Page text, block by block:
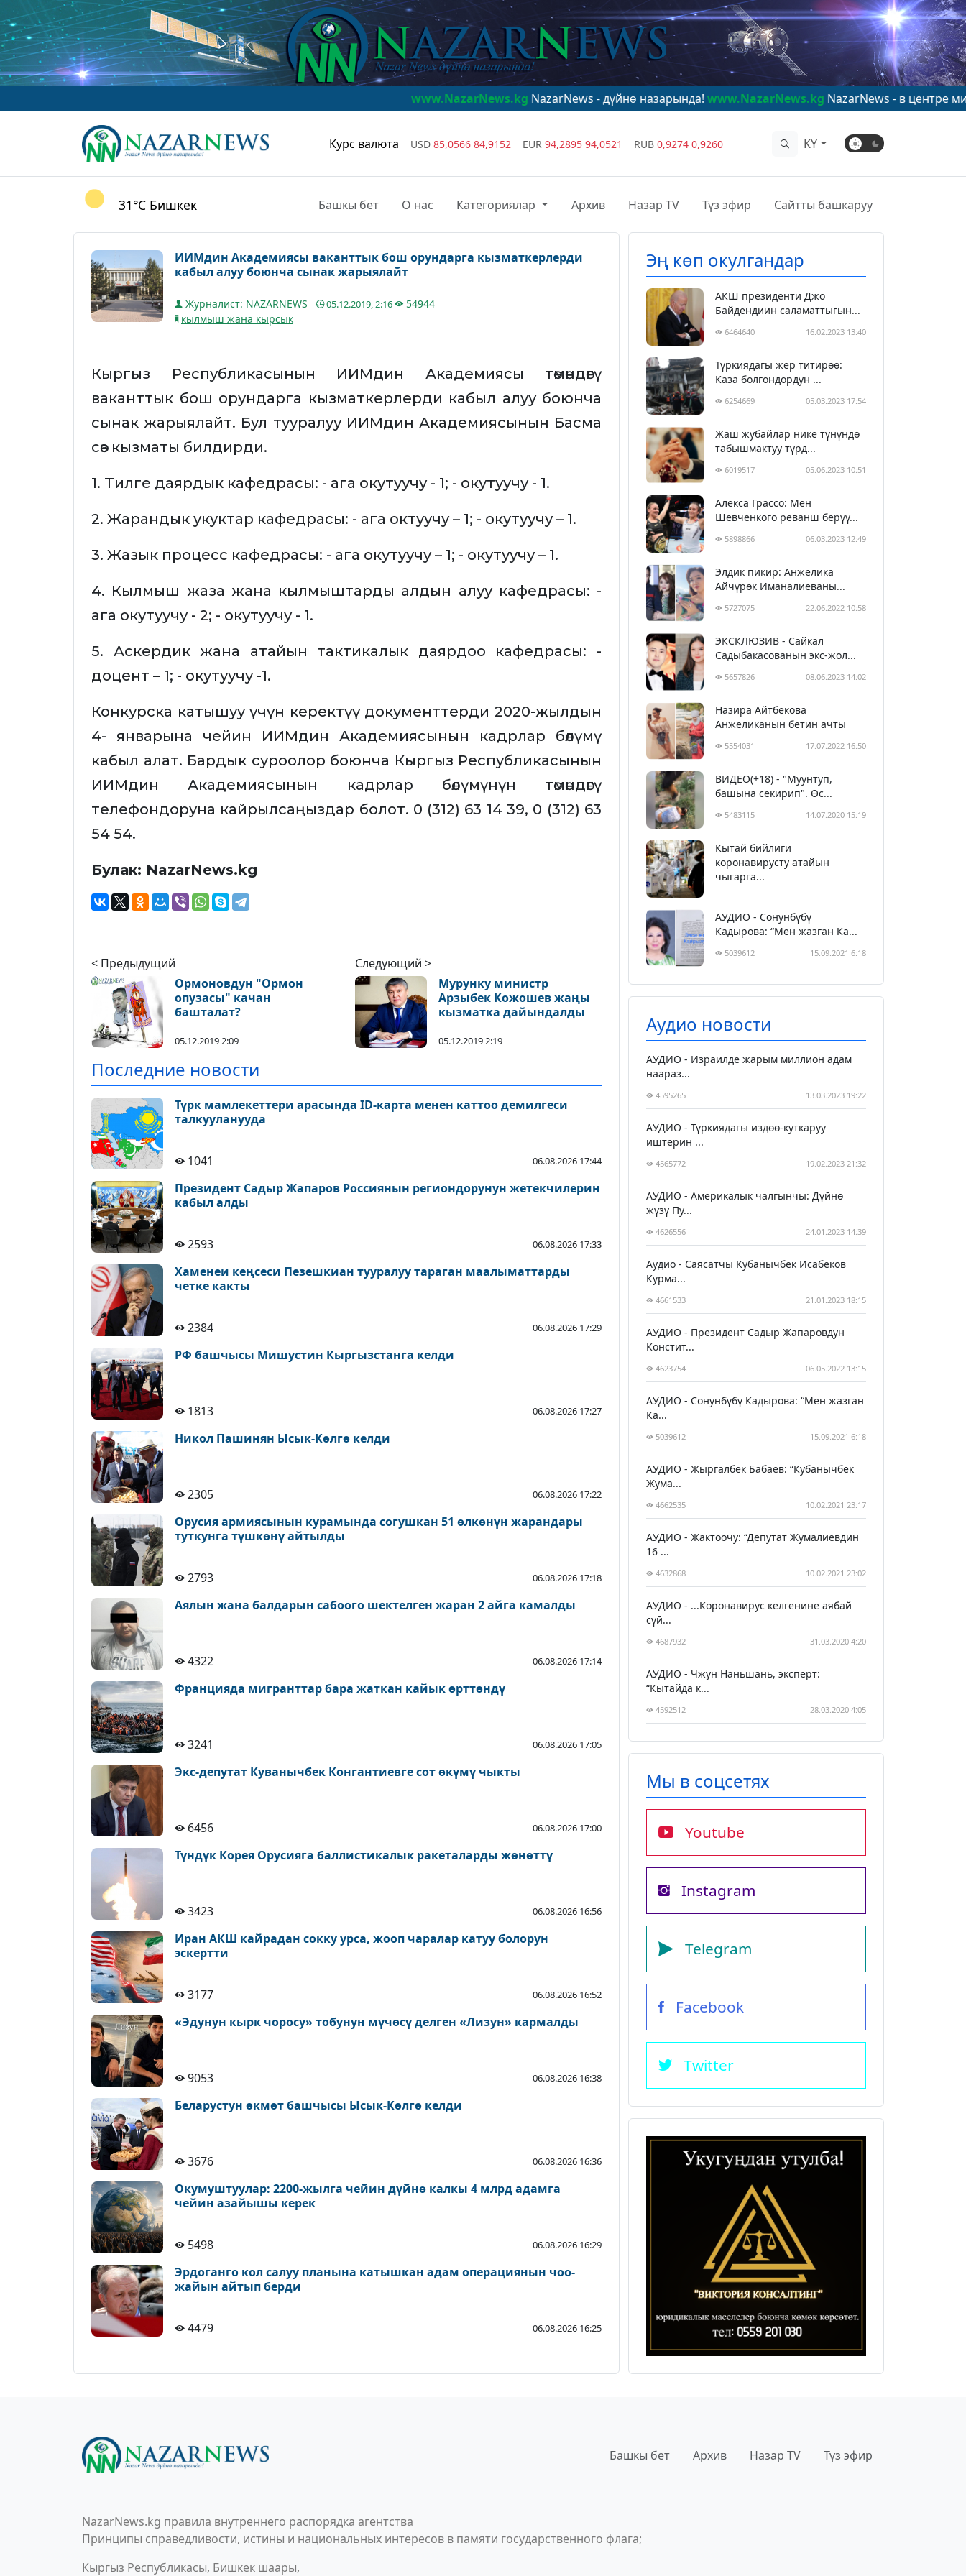
www.NazarNews.kgNazarNews - дүйнө назарында!www.NazarNews.kgNazarNews - в центре мирового
Курс валюта USD 85,0566 84,9152 EUR 94,2895 94,0521 RUB 0,9274 0,9260 KY
31°C Бишкек Башкы бет О нас Категориялар Архив Назар TV Түз эфир Сайтты башкаруу
ИИМдин Академиясы ваканттык бош орундарга кызматкерлерди
кабыл алуу боюнча сынак жарыялайт
Журналист: NAZARNEWS 05.12.2019, 2:16
54944
кылмыш жана кырсык
Кыргыз Республикасынын ИИМдин Академиясы төмөндөгү
ваканттык бош орундарга кызматкерлерди кабыл алуу боюнча
сынак жарыялайт. Бул тууралуу ИИМдин Академиясынын Басма
сөз кызматы билдирди.
1. Тилге даярдык кафедрасы: - ага окутуучу - 1; - окутуучу - 1.
2. Жарандык укуктар кафедрасы: - ага октуучу – 1; - окутуучу – 1.
3. Жазык процесс кафедрасы: - ага окутуучу – 1; - окутуучу – 1.
4. Кылмыш жаза жана кылмыштарды алдын алуу кафедрасы: -
ага окутуучу - 2; - окутуучу - 1.
5. Аскердик жана атайын тактикалык даярдоо кафедрасы: -
доцент – 1; - окутуучу -1.
Конкурска катышуу үчүн керектүү документтерди 2020-жылдын
4- январына чейин ИИМдин Академиясынын кадрлар бөлүмү
кабыл алат. Бардык суроолор боюнча Кыргыз Республикасынын
ИИМдин Академиясынын кадрлар бөлүмүнүн төмөндөгү
телефондоруна кайрылсаңыздар болот. 0 (312) 63 14 39, 0 (312) 63
54 54.
Булак: NazarNews.kg
< Предыдущий
Ормоновдун "Ормон
опузасы" качан
башталат?
05.12.2019 2:09
Следующий >
Мурунку министр
Арзыбек Кожошев жаңы
кызматка дайындалды
05.12.2019 2:19
Последние новости
Түрк мамлекеттери арасында ID-карта менен каттоо демилгеси
талкууланууда
1041 06.08.2026 17:44
Президент Садыр Жапаров Россиянын региондорунун жетекчилерин
кабыл алды
2593 06.08.2026 17:33
Хаменеи кеңсеси Пезешкиан тууралуу тараган маалыматтарды
четке какты
2384 06.08.2026 17:29
РФ башчысы Мишустин Кыргызстанга келди
1813 06.08.2026 17:27
Никол Пашинян Ысык-Көлгө келди
2305 06.08.2026 17:22
Орусия армиясынын курамында согушкан 51 өлкөнүн жарандары
туткунга түшкөнү айтылды
2793 06.08.2026 17:18
Аялын жана балдарын сабоого шектелген жаран 2 айга камалды
4322 06.08.2026 17:14
Францияда мигранттар бара жаткан кайык өрттөндү
3241 06.08.2026 17:05
Экс-депутат Куванычбек Конгантиевге сот өкүмү чыкты
6456 06.08.2026 17:00
Түндүк Корея Орусияга баллистикалык ракеталарды жөнөттү
3423 06.08.2026 16:56
Иран АКШ кайрадан сокку урса, жооп чаралар катуу болорун
эскертти
3177 06.08.2026 16:52
«Эдунун кырк чоросу» тобунун мүчөсү делген «Лизун» кармалды
9053 06.08.2026 16:38
Беларустун өкмөт башчысы Ысык-Көлгө келди
3676 06.08.2026 16:36
Окумуштуулар: 2200-жылга чейин дүйнө калкы 4 млрд адамга
чейин азайышы керек
5498 06.08.2026 16:29
Эрдоганго кол салуу планына катышкан адам операциянын чоо-
жайын айтып берди
4479 06.08.2026 16:25
Эң көп окулгандар
АКШ президенти Джо
Байдендиин саламаттыгын...
6464640 16.02.2023 13:40
Түркиядагы жер титирөө:
Каза болгондордун ...
6254669 05.03.2023 17:54
Жаш жубайлар нике түнүндө
табышмактуу түрд...
6019517 05.06.2023 10:51
Алекса Грассо: Мен
Шевченкого реванш берүү...
5898866 06.03.2023 12:49
Элдик пикир: Анжелика
Айчүрөк Иманалиеваны...
5727075 22.06.2022 10:58
ЭКСКЛЮЗИВ - Сайкал
Садыбакасованын экс-жол...
5657826 08.06.2023 14:02
Назира Айтбекова
Анжеликанын бетин ачты
5554031 17.07.2022 16:50
ВИДЕО(+18) - "Муунтуп,
башына секирип". Өс...
5483115 14.07.2020 15:19
Кытай бийлиги
коронавирусту атайын
чыгарга...
АУДИО - Сонунбүбү
Кадырова: “Мен жазган Ка...
5039612 15.09.2021 6:18
Аудио новости
АУДИО - Израилде жарым миллион адам
наараз...
4595265 13.03.2023 19:22
АУДИО - Түркиядагы издөө-куткаруу
иштерин ...
4565772 19.02.2023 21:32
АУДИО - Америкалык чалгынчы: Дүйнө
жүзү Пу...
4626556 24.01.2023 14:39
Аудио - Саясатчы Кубанычбек Исабеков
Курма...
4661533 21.01.2023 18:15
АУДИО - Президент Садыр Жапаровдун
Констит...
4623754 06.05.2022 13:15
АУДИО - Сонунбүбү Кадырова: “Мен жазган
Ка...
5039612 15.09.2021 6:18
АУДИО - Жыргалбек Бабаев: “Кубанычбек
Жума...
4662535 10.02.2021 23:17
АУДИО - Жактоочу: “Депутат Жумалиевдин
16 ...
4632868 10.02.2021 23:02
АУДИО - ...Коронавирус келгенине аябай
сүй...
4687932 31.03.2020 4:20
АУДИО - Чжун Наньшань, эксперт:
“Кытайда к...
4592512 28.03.2020 4:05
Мы в соцсетях
Youtube
Instagram
Telegram
Facebook
Twitter
Башкы бет Архив Назар TV Түз эфир
NazarNews.kg правила внутреннего распорядка агентства
Принципы справедливости, истины и национальных интересов в памяти государственного флага;
Кыргыз Республикасы, Бишкек шаары,